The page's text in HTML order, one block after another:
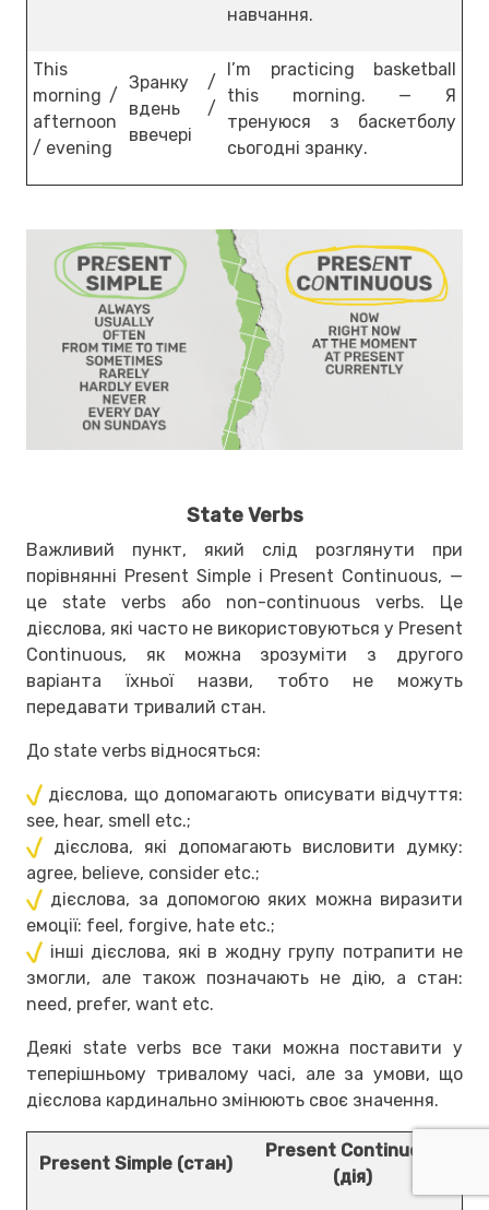
навчання.
This
morning /
afternoon
/ evening
Зранку /
вдень /
ввечері
I’m practicing basketball
this morning. — Я
тренуюся з баскетболу
сьогодні зранку.
State Verbs
Важливий пункт, який слід розглянути при
порівнянні Present Simple і Present Continuous, —
це state verbs або non-continuous verbs. Це
дієслова, які часто не використовуються у Present
Continuous, як можна зрозуміти з другого
варіанта їхньої назви, тобто не можуть
передавати тривалий стан.
До state verbs відносяться:
дієслова, що допомагають описувати відчуття:
see, hear, smell etc.;
дієслова, які допомагають висловити думку:
agree, believe, consider etc.;
дієслова, за допомогою яких можна виразити
емоції: feel, forgive, hate etc.;
інші дієслова, які в жодну групу потрапити не
змогли, але також позначають не дію, а стан:
need, prefer, want etc.
Деякі state verbs все таки можна поставити у
теперішньому тривалому часі, але за умови, що
дієслова кардинально змінюють своє значення.
Present Simple (стан)
Present Continuous
(дія)